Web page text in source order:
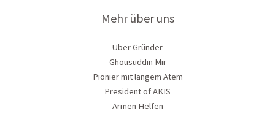
Mehr über uns
Über Gründer
Ghousuddin Mir
Pionier mit langem Atem
President of AKIS
Armen Helfen